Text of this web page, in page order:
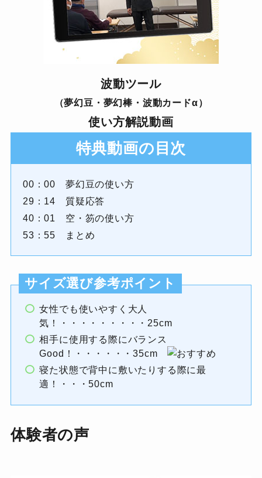
波動ツール
（夢幻豆・夢幻棒・波動カードα）
使い方解説動画
特典動画の目次
00：00 夢幻豆の使い方
29：14 質疑応答
40：01 空・笏の使い方
53：55 まとめ
サイズ選び参考ポイント
女性でも使いやすく大人
気！・・・・・・・・・25cm
相手に使用する際にバランス
Good！・・・・・・35cm
寝た状態で背中に敷いたりする際に最
適！・・・50cm
体験者の声